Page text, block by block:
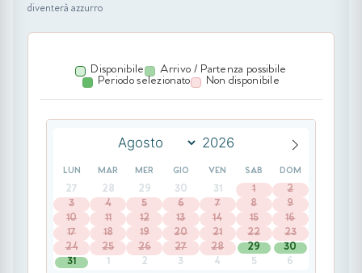
diventerà azzurro
Disponibile
Arrivo / Partenza possibile
Periodo selezionato
Non disponibile
LUN MAR MER GIO VEN SAB DOM
27 28 29 30 31 1
2
3
4 5 6 7 8
9
10
11 12 13 14 15
16
17
18 19 20 21 22
23
24
25 26 27 28 29
30
31
1 2 3 4 5 6